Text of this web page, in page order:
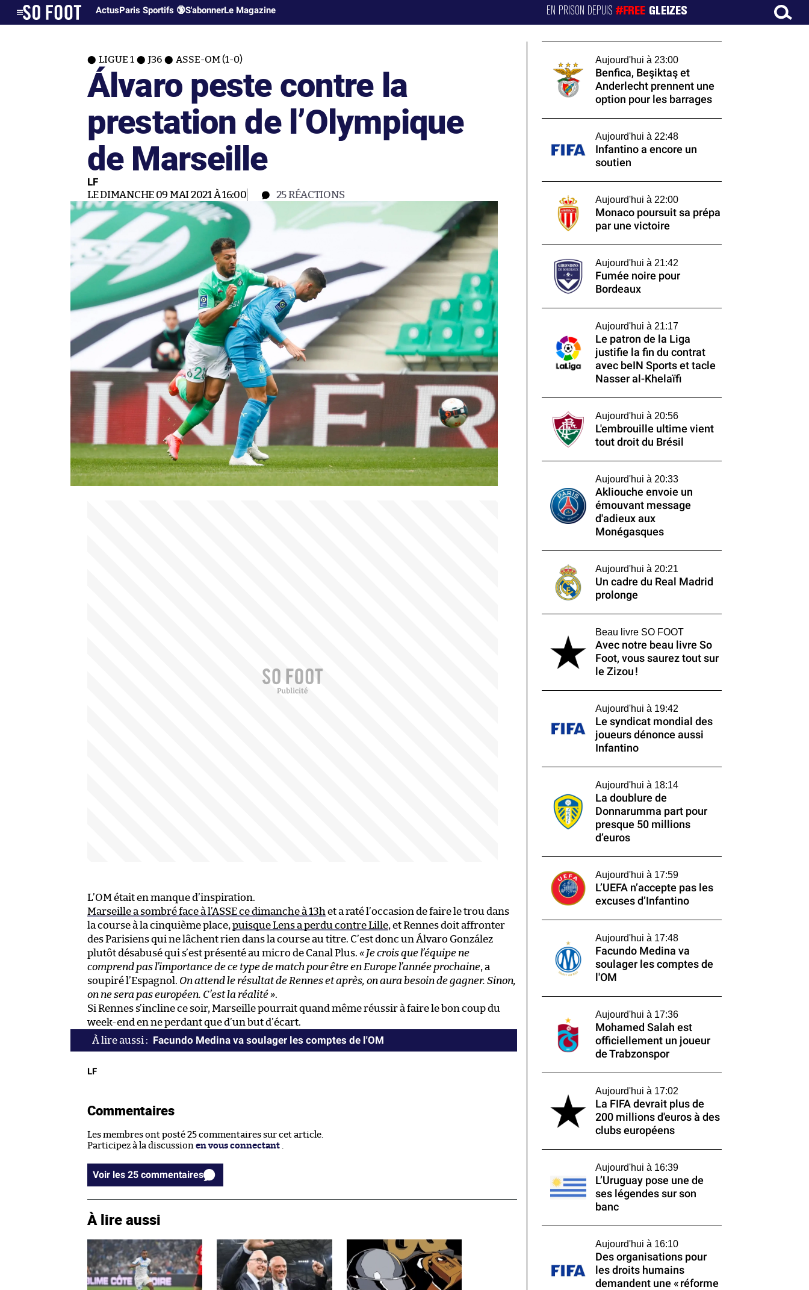
ActusParis Sportifs 🔞S'abonnerLe Magazine EN PRISON DEPUIS#FREE GLEIZES
LIGUE 1 J36 ASSE-OM (1-0)
Álvaro peste contre la
prestation de l’Olympique
de Marseille
LF
LE DIMANCHE 09 MAI 2021 À 16:00 25RÉACTIONS
L’OM était en manque d’inspiration.
Marseille a sombré face à l’ASSE ce dimanche à 13h et a raté l’occasion de faire le trou dans
la course à la cinquième place, puisque Lens a perdu contre Lille, et Rennes doit affronter
des Parisiens qui ne lâchent rien dans la course au titre. C’est donc un Álvaro González
plutôt désabusé qui s’est présenté au micro de Canal Plus. « Je crois que l’équipe ne
comprend pas l’importance de ce type de match pour être en Europe l’année prochaine, a
soupiré l’Espagnol. On attend le résultat de Rennes et après, on aura besoin de gagner. Sinon,
on ne sera pas européen. C’est la réalité ».
Si Rennes s’incline ce soir, Marseille pourrait quand même réussir à faire le bon coup du
week-end en ne perdant que d’un but d’écart.
Facundo Medina va soulager les comptes de l'OM
LF
Commentaires
Les membres ont posté 25 commentaires sur cet article.
Participez à la discussion en vous connectant
Voir les 25 commentaires
À lire aussi
Aujourd'hui à 23:00
Benfica, Beşiktaş et
Anderlecht prennent une
option pour les barrages
Aujourd'hui à 22:48
Infantino a encore un
soutien
Aujourd'hui à 22:00
Monaco poursuit sa prépa
par une victoire
Aujourd'hui à 21:42
Fumée noire pour
Bordeaux
Aujourd'hui à 21:17
Le patron de la Liga
justifie la fin du contrat
avec beIN Sports et tacle
Nasser al-Khelaïfi
Aujourd'hui à 20:56
L'embrouille ultime vient
tout droit du Brésil
Aujourd'hui à 20:33
Akliouche envoie un
émouvant message
d'adieux aux
Monégasques
Aujourd'hui à 20:21
Un cadre du Real Madrid
prolonge
Beau livre SO FOOT
Avec notre beau livre So
Foot, vous saurez tout sur
le Zizou !
Aujourd'hui à 19:42
Le syndicat mondial des
joueurs dénonce aussi
Infantino
Aujourd'hui à 18:14
La doublure de
Donnarumma part pour
presque 50 millions
d’euros
Aujourd'hui à 17:59
L’UEFA n’accepte pas les
excuses d’Infantino
Aujourd'hui à 17:48
Facundo Medina va
soulager les comptes de
l'OM
Aujourd'hui à 17:36
Mohamed Salah est
officiellement un joueur
de Trabzonspor
Aujourd'hui à 17:02
La FIFA devrait plus de
200 millions d'euros à des
clubs européens
Aujourd'hui à 16:39
L’Uruguay pose une de
ses légendes sur son
banc
Aujourd'hui à 16:10
Des organisations pour
les droits humains
demandent une « réforme